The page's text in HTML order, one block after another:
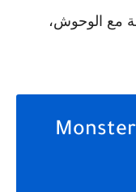
مع الوحوش،
Monster